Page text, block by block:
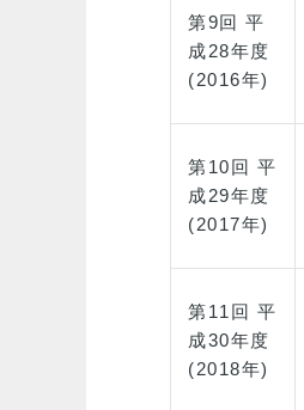
第9回 平
成28年度
(2016年)
第10回 平
成29年度
(2017年)
第11回 平
成30年度
(2018年)